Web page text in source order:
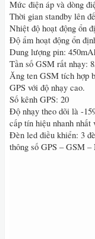
Mức điện áp và dòng
Thời gian standby lên
Nhiệt độ hoạt động ổn
Độ ẩm hoạt động ổn
Dung lượng pin:
Tần số GSM rất nhạy:
Ăng ten GSM tích hợp
GPS với độ nhạy cao.
Số kênh GPS: 20
Độ nhạy theo dõi là -
cấp tín hiệu nhanh nhất
Đèn led điều khiển: 3
thông số GPS – GSM –